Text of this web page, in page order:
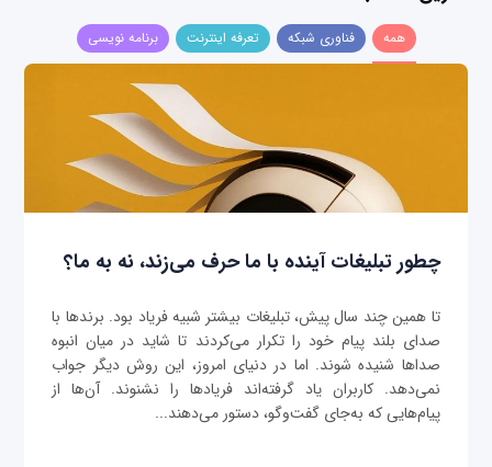
همه فناوری شبکه تعرفه اینترنت برنامه نویسی
چطور تبلیغات آینده با ما حرف می‌زند، نه به ما؟
تا همین چند سال پیش، تبلیغات بیشتر شبیه فریاد بود. برندها با
صدای بلند پیام خود را تکرار می‌کردند تا شاید در میان انبوه
صداها شنیده شوند. اما در دنیای امروز، این روش دیگر جواب
نمی‌دهد. کاربران یاد گرفته‌اند فریادها را نشنوند. آن‌ها از
پیام‌هایی که به‌جای گفت‌وگو، دستور می‌دهند...